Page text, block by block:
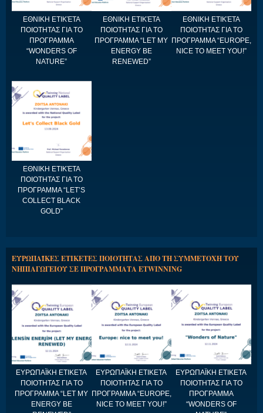
ΕΘΝΙΚΗ ΕΤΙΚΈΤΑ
ΠΟΙΟΤΗΤΑΣ ΓΙΑ ΤΟ
ΠΡΟΓΡΑΜΜΑ
“WONDERS OF
NATURE”
ΕΘΝΙΚΗ ΕΤΙΚΈΤΑ
ΠΟΙΟΤΗΤΑΣ ΓΙΑ ΤΟ
ΠΡΟΓΡΑΜΜΑ “LET MY
ENERGY BE
RENEWED”
ΕΘΝΙΚΗ ΕΤΙΚΈΤΑ
ΠΟΙΟΤΗΤΑΣ ΓΙΑ ΤΟ
ΠΡΟΓΡΑΜΜΑ “EUROPE,
NICE TO MEET YOU!”
ΕΘΝΙΚΗ ΕΤΙΚΈΤΑ
ΠΟΙΟΤΗΤΑΣ ΓΙΑ ΤΟ
ΠΡΟΓΡΑΜΜΑ “LET’S
COLLECT BLACK
GOLD”
ΕΥΡΩΠΑΪΚΕΣ ΕΤΙΚΕΤΕΣ ΠΟΙΟΤΗΤΑΣ ΑΠΟ ΤΗ ΣΥΜΜΕΤΟΧΗ ΤΟΥ
ΝΗΠΙΑΓΩΓΕΙΟΥ ΣΕ ΠΡΟΓΡΑΜΜΑΤΑ ETWINNING
ΕΥΡΩΠΑΪΚΗ ΕΤΙΚΕΤΑ
ΠΟΙΟΤΗΤΑΣ ΓΙΑ ΤΟ
ΠΡΟΓΡΑΜΜΑ “LET MY
ENERGY BE
ΕΥΡΩΠΑΪΚΗ ΕΤΙΚΕΤΑ
ΠΟΙΟΤΗΤΑΣ ΓΙΑ ΤΟ
ΠΡΟΓΡΑΜΜΑ “EUROPE,
NICE TO MEET YOU!”
ΕΥΡΩΠΑΪΚΗ ΕΤΙΚΕΤΑ
ΠΟΙΟΤΗΤΑΣ ΓΙΑ ΤΟ
ΠΡΟΓΡΑΜΜΑ
“WONDERS OF